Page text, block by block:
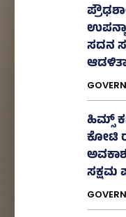
ಸದನ
ಹಿಮ್ಸ್‌
ಕೋಟಿ
ಸಕ್ಷಮ